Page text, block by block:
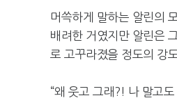
머쓱하게 말하는 알린의
배려한 거였지만 알린은
로 고꾸라졌을 정도의 강
“왜 웃고 그래?! 나 말고